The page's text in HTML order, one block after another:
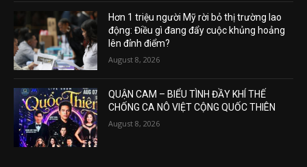
Hơn 1 triệu người Mỹ rời bỏ thị trường lao
động: Điều gì đang đẩy cuộc khủng hoảng
lên đỉnh điểm?
August 8, 2026
QUẬN CAM – BIỂU TÌNH ĐẦY KHÍ THẾ
CHỐNG CA NÔ VIỆT CỘNG QUỐC THIÊN
August 8, 2026